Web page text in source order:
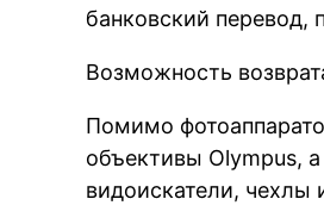
банковский перевод,
Возможность
Помимо
объективы Olympus,
видоискатели, чехлы